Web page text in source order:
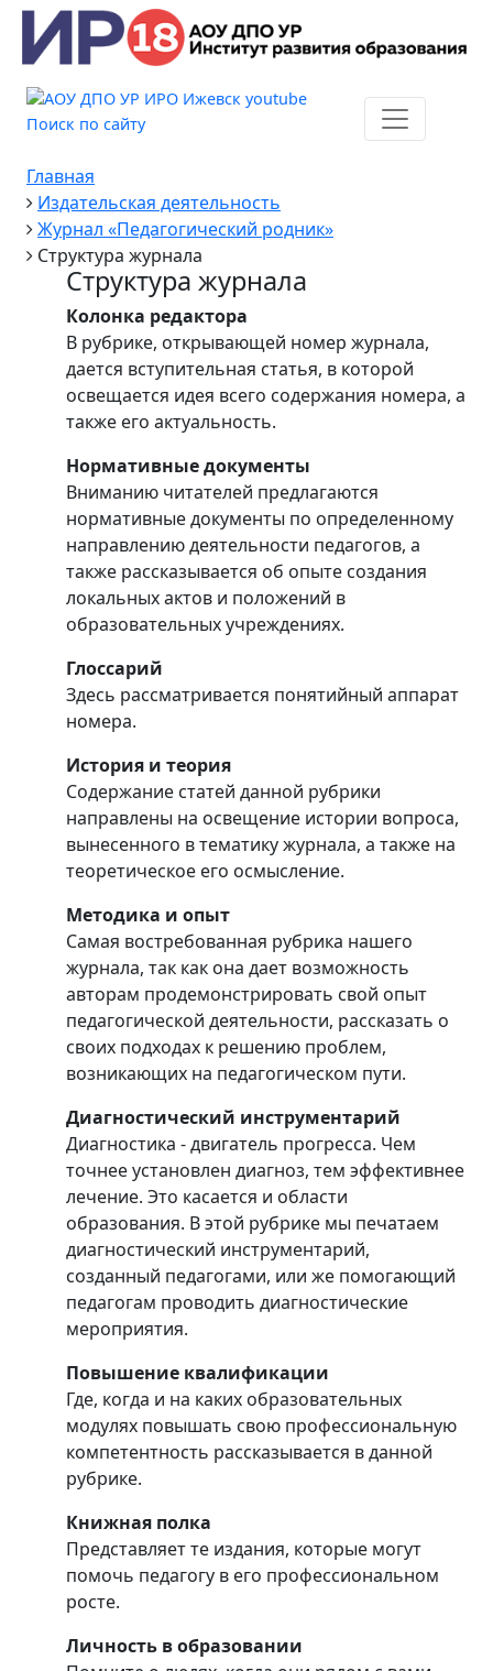
Поиск по сайту
Главная
Издательская деятельность
Журнал «Педагогический родник»
Структура журнала
Структура журнала
Колонка редактора
В рубрике, открывающей номер журнала,
дается вступительная статья, в которой
освещается идея всего содержания номера, а
также его актуальность.
Нормативные документы
Вниманию читателей предлагаются
нормативные документы по определенному
направлению деятельности педагогов, а
также рассказывается об опыте создания
локальных актов и положений в
образовательных учреждениях.
Глоссарий
Здесь рассматривается понятийный аппарат
номера.
История и теория
Содержание статей данной рубрики
направлены на освещение истории вопроса,
вынесенного в тематику журнала, а также на
теоретическое его осмысление.
Методика и опыт
Самая востребованная рубрика нашего
журнала, так как она дает возможность
авторам продемонстрировать свой опыт
педагогической деятельности, рассказать о
своих подходах к решению проблем,
возникающих на педагогическом пути.
Диагностический инструментарий
Диагностика - двигатель прогресса. Чем
точнее установлен диагноз, тем эффективнее
лечение. Это касается и области
образования. В этой рубрике мы печатаем
диагностический инструментарий,
созданный педагогами, или же помогающий
педагогам проводить диагностические
мероприятия.
Повышение квалификации
Где, когда и на каких образовательных
модулях повышать свою профессиональную
компетентность рассказывается в данной
рубрике.
Книжная полка
Представляет те издания, которые могут
помочь педагогу в его профессиональном
росте.
Личность в образовании